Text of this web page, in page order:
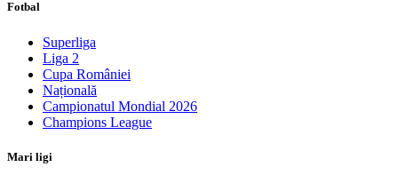
Fotbal
Superliga
Liga 2
Cupa României
Națională
Campionatul Mondial 2026
Champions League
Mari ligi